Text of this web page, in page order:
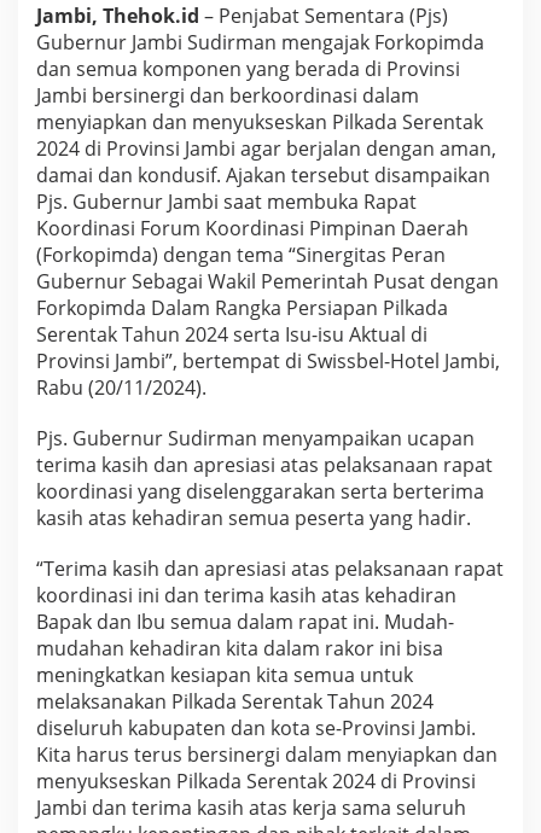
a
d
a
n
S
e
m
u
a
K
o
m
p
o
n
e
n
r
s
i
n
e
g
i
S
u
k
s
e
k
a
n
P
i
Jambi, Thehok.id – Penjabat Sementara (Pjs)
Gubernur Jambi Sudirman mengajak Forkopimda
dan semua komponen yang berada di Provinsi
Jambi bersinergi dan berkoordinasi dalam
menyiapkan dan menyukseskan Pilkada Serentak
2024 di Provinsi Jambi agar berjalan dengan aman,
damai dan kondusif. Ajakan tersebut disampaikan
Pjs. Gubernur Jambi saat membuka Rapat
Koordinasi Forum Koordinasi Pimpinan Daerah
(Forkopimda) dengan tema “Sinergitas Peran
Gubernur Sebagai Wakil Pemerintah Pusat dengan
Forkopimda Dalam Rangka Persiapan Pilkada
Serentak Tahun 2024 serta Isu-isu Aktual di
Provinsi Jambi”, bertempat di Swissbel-Hotel Jambi,
Rabu (20/11/2024).
Pjs. Gubernur Sudirman menyampaikan ucapan
terima kasih dan apresiasi atas pelaksanaan rapat
koordinasi yang diselenggarakan serta berterima
kasih atas kehadiran semua peserta yang hadir.
“Terima kasih dan apresiasi atas pelaksanaan rapat
koordinasi ini dan terima kasih atas kehadiran
Bapak dan Ibu semua dalam rapat ini. Mudah-
mudahan kehadiran kita dalam rakor ini bisa
meningkatkan kesiapan kita semua untuk
melaksanakan Pilkada Serentak Tahun 2024
diseluruh kabupaten dan kota se-Provinsi Jambi.
Kita harus terus bersinergi dalam menyiapkan dan
menyukseskan Pilkada Serentak 2024 di Provinsi
Jambi dan terima kasih atas kerja sama seluruh